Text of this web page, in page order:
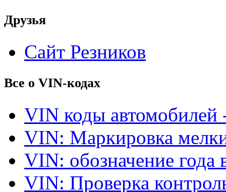
Друзья
Сайт Резников
Все о VIN-кодах
VIN коды автомобилей
VIN: Маркировка
VIN: обозначение года
VIN: Проверка